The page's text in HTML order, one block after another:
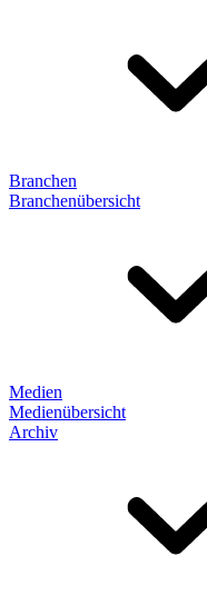
Branchen
Branchenübersicht
Medien
Medienübersicht
Archiv